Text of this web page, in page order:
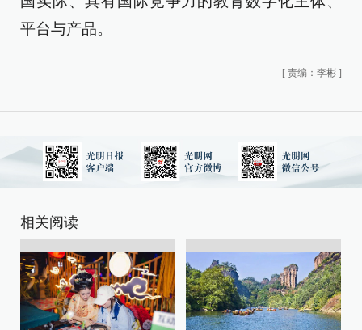
平台与产品。
[ 责编：李彬 ]
相关阅读